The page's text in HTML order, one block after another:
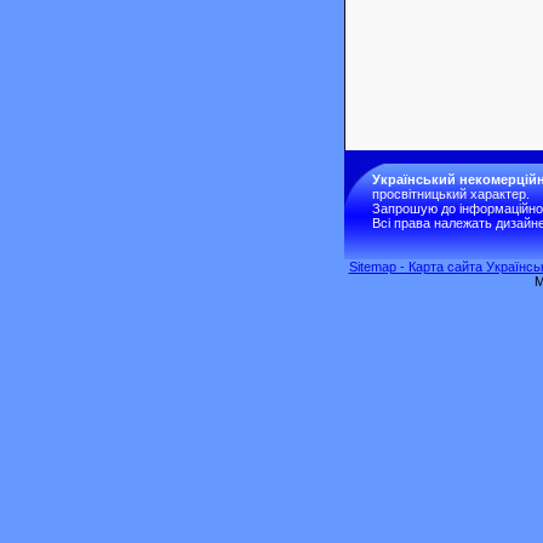
Український
просвітницький характер.
Запрошую до інформаційної
Всі права належать
Sitemap - Карта сайта